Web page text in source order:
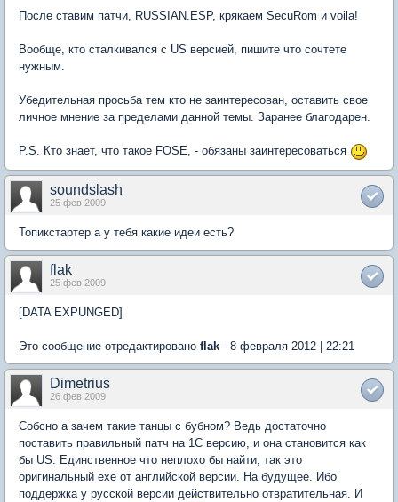
После ставим патчи, RUSSIAN.ESP, крякаем SecuRom и voila!
Вообще, кто сталкивался с US версией, пишите что сочтете
нужным.
Убедительная просьба тем кто не заинтересован, оставить свое
личное мнение за пределами данной темы. Заранее благодарен.
P.S. Кто знает, что такое FOSE, - обязаны заинтересоваться
soundslash
25 фев 2009
Топикстартер а у тебя какие идеи есть?
flak
25 фев 2009
[DATA EXPUNGED]
Это сообщение отредактировано flak - 8 февраля 2012 | 22:21
Dimetrius
26 фев 2009
Собсно а зачем такие танцы с бубном? Ведь достаточно
поставить правильный патч на 1С версию, и она становится как
бы US. Единственное что неплохо бы найти, так это
оригинальный exe от английской версии. На будущее. Ибо
поддержка у русской версии действительно отвратительная. И